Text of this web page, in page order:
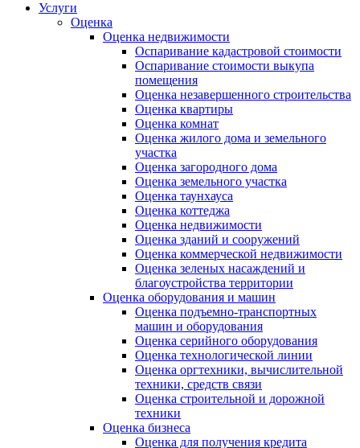
Услуги
Оценка
Оценка недвижимости
Оспаривание кадастровой стоимости
Оспаривание стоимости выкупа
помещения
Оценка незавершенного строительства
Оценка квартиры
Оценка комнат
Оценка жилого дома и земельного
участка
Оценка загородного дома
Оценка земельного участка
Оценка таунхауса
Оценка коттеджа
Оценка недвижимости
Оценка зданий и сооружений
Оценка коммерческой недвижимости
Оценка зеленых насаждений и
благоустройства территории
Оценка оборудования и машин
Оценка подъемно-транспортных
машин и оборудования
Оценка серийного оборудования
Оценка технологической линии
Оценка оргтехники, вычислительной
техники, средств связи
Оценка строительной и дорожной
техники
Оценка бизнеса
Оценка для получения кредита